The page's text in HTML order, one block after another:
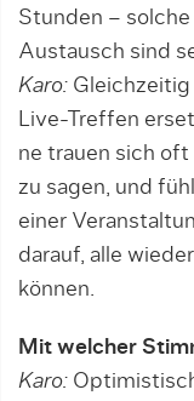
Stunden –
Austausch sind
Karo: Gleichzeitig
Live-Treffen
ne trauen sich
zu sagen, und
einer
darauf, alle
können.
Mit welcher
Karo: